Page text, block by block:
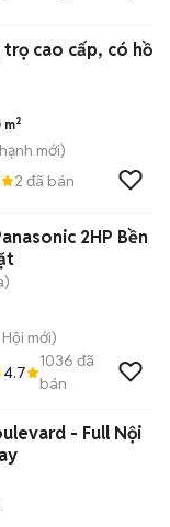
cao cấp, có hồ
m²
mới)
2 đã bán
2HP Bền
mới)
4.7
1036 đã
bán
- Full Nội